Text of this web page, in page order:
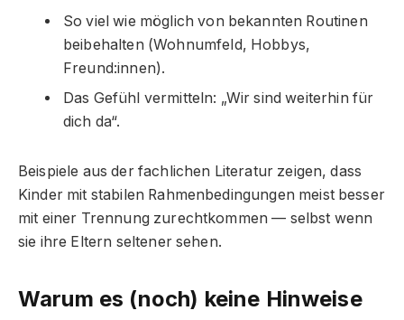
So viel wie möglich von bekannten Routinen
beibehalten (Wohnumfeld, Hobbys,
Freund:innen).
Das Gefühl vermitteln: „Wir sind weiterhin für
dich da“.
Beispiele aus der fachlichen Literatur zeigen, dass
Kinder mit stabilen Rahmenbedingungen meist besser
mit einer Trennung zurechtkommen — selbst wenn
sie ihre Eltern seltener sehen.
Warum es (noch) keine Hinweise